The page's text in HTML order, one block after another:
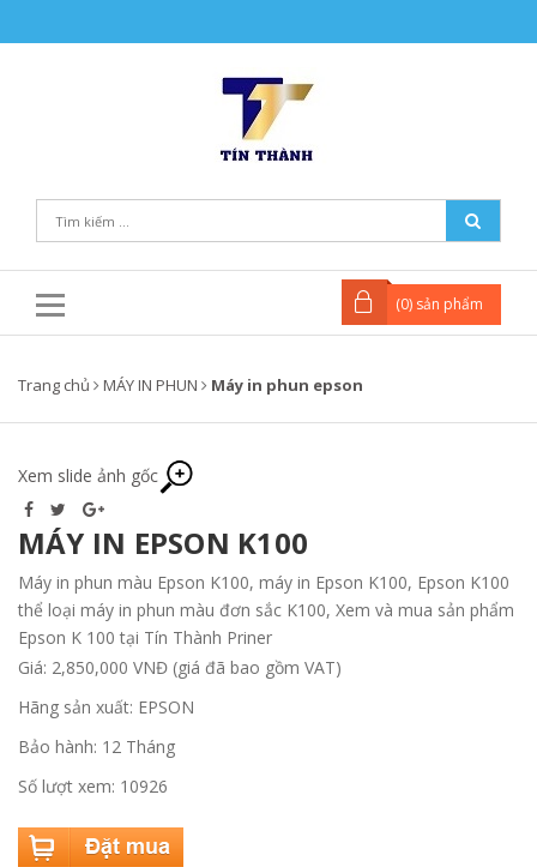
(0) sản phẩm
Trang chủ MÁY IN PHUN Máy in phun epson
Xem slide ảnh gốc
MÁY IN EPSON K100
Máy in phun màu Epson K100, máy in Epson K100, Epson K100
thể loại máy in phun màu đơn sắc K100, Xem và mua sản phẩm
Epson K 100 tại Tín Thành Priner
Giá: 2,850,000 VNĐ (giá đã bao gồm VAT)
Hãng sản xuất: EPSON
Bảo hành: 12 Tháng
Số lượt xem: 10926